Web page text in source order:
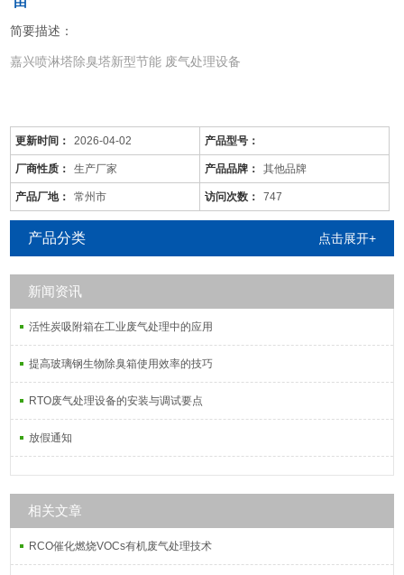
简要描述：
嘉兴喷淋塔除臭塔新型节能 废气处理设备
是针对废气及粉尘的一款环保设备。它是利用电力将气体中的粉尘离
子分离出来的除尘设备。有性能稳定、除尘效果好等特点，需要经过
荷电、收集、清灰三个阶段，直流高压电使阴极线附近的空间气体电
离，粉尘等颗粒和点后在电场力作用下移动并沉积在集尘阳极表面，
湿式电除尘器是用电除尘的方法分离气体中的气溶胶和悬浮尘粒。
更新时间： 2026-04-02 产品型号：
厂商性质： 生产厂家 产品品牌： 其他品牌
产品厂地： 常州市 访问次数： 747
产品分类 点击展开+
新闻资讯
活性炭吸附箱在工业废气处理中的应用
提高玻璃钢生物除臭箱使用效率的技巧
RTO废气处理设备的安装与调试要点
放假通知
相关文章
RCO催化燃烧VOCs有机废气处理技术